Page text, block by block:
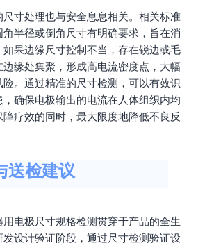
尺寸处理也与安全息息相关。相关标准
半径或倒角尺寸有明确要求，旨在消
如果边缘尺寸控制不当，存在锐边或毛
缘处集聚，形成高电流密度点，大幅
。通过精准的尺寸检测，可以有效识
确保电极输出的电流在人体组织内均
疗效的同时，最大限度地降低不良反
送检建议
电极尺寸规格检测贯穿于产品的全生
设计验证阶段，通过尺寸检测验证设